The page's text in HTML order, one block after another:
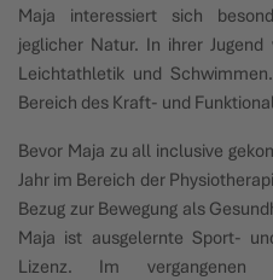
Maja interessiert sich
jeglicher Natur. In ihrer
Leichtathletik und
Bereich des Kraft- und
Bevor Maja zu all inclusive
Jahr im Bereich der
Bezug zur Bewegung als
Maja ist ausgelernte Sport-
Lizenz. Im